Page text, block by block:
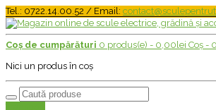
Tel.: 0722.14.00.52 / Email:
Coș de cumpărături 0 produs(e) - 0,00lei Coș -
Nici un produs în coș